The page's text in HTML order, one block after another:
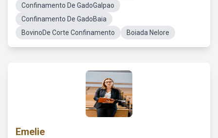
Confinamento De GadoGalpao
Confinamento De GadoBaia
BovinoDe Corte Confinamento
Boiada Nelore
Emelie